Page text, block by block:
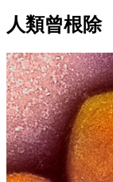
人類曾根除